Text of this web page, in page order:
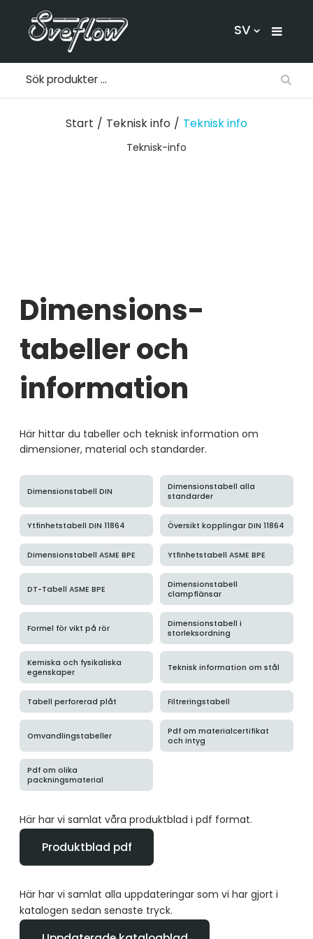
SV
Start / Teknisk info / Teknisk info
Teknisk-info
Dimensions­
tabeller och
information
Här hittar du tabeller och teknisk information om
dimensioner, material och standarder.
Dimensionstabell DIN
Dimensionstabell alla
standarder
Ytfinhetstabell DIN 11864 Översikt kopplingar DIN 11864
Dimensionstabell ASME BPE Ytfinhetstabell ASME BPE
DT-Tabell ASME BPE
Dimensionstabell
clampflänsar
Formel för vikt på rör
Dimensionstabell i
storleksordning
Kemiska och fysikaliska
egenskaper
Teknisk information om stål
Tabell perforerad plåt Filtreringstabell
Omvandlingstabeller
Pdf om materialcertifikat
och intyg
Pdf om olika
packningsmaterial
Här har vi samlat våra produktblad i pdf format.
Produktblad pdf
Här har vi samlat alla uppdateringar som vi har gjort i
katalogen sedan senaste tryck.